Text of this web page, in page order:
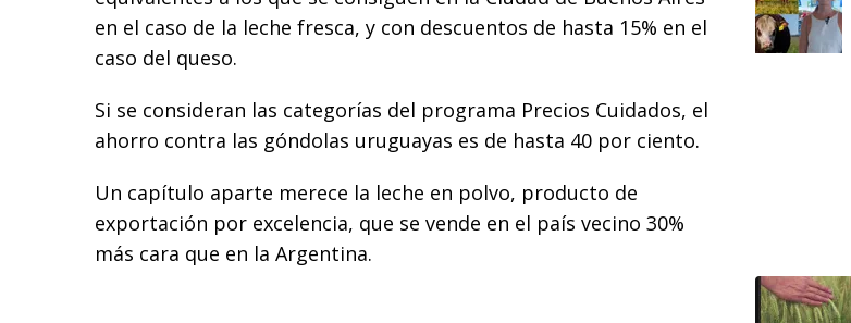
en el caso de la leche fresca, y con descuentos de hasta 15% en el
caso del queso.
Si se consideran las categorías del programa Precios Cuidados, el
ahorro contra las góndolas uruguayas es de hasta 40 por ciento.
Un capítulo aparte merece la leche en polvo, producto de
exportación por excelencia, que se vende en el país vecino 30%
más cara que en la Argentina.